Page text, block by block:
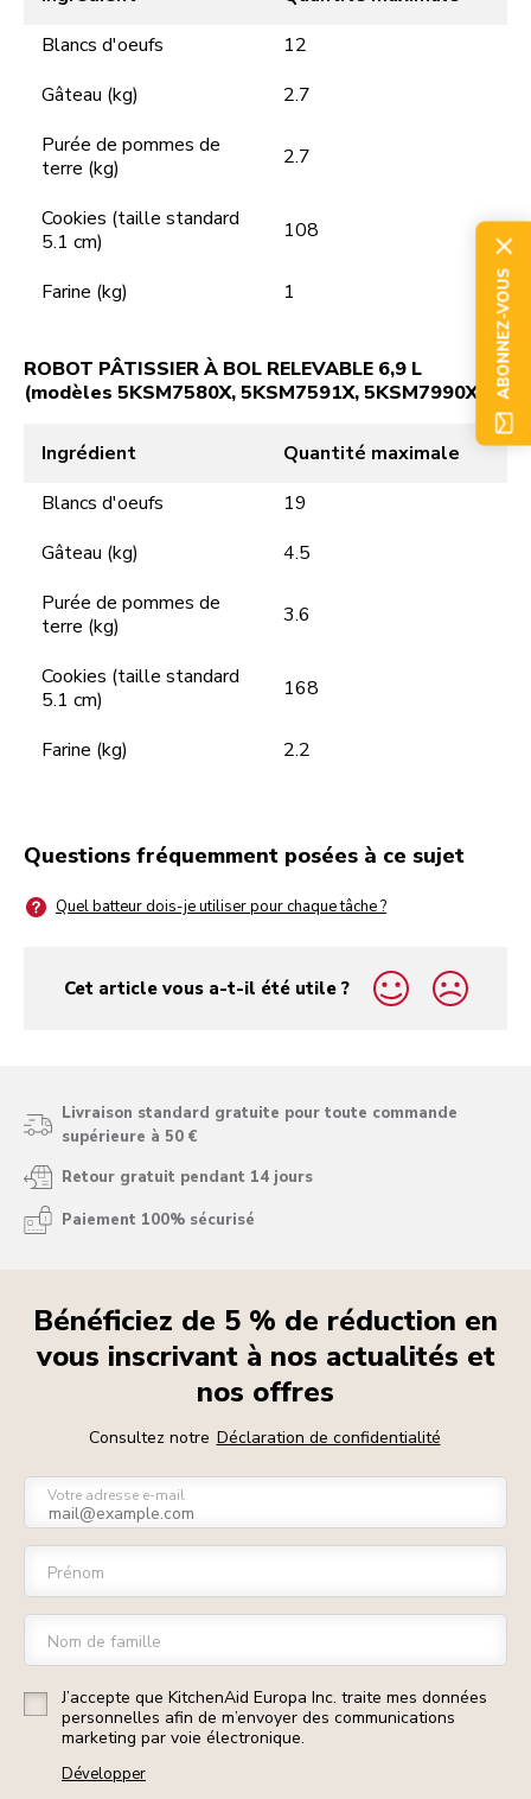
Blancs d'oeufs
12
Gâteau (kg)
2.7
Purée de pommes de
terre (kg)
2.7
Cookies (taille standard
5.1 cm)
108
Farine (kg) 1
ROBOT PÂTISSIER À BOL RELEVABLE 6,9 L
(modèles 5KSM7580X, 5KSM7591X, 5KSM7990X)
Ingrédient
Quantité maximale
Blancs d'oeufs
19
Gâteau (kg)
4.5
Purée de pommes de
terre (kg)
3.6
Cookies (taille standard
5.1 cm)
168
Farine (kg) 2.2
Questions fréquemment posées à ce sujet
Quel batteur dois-je utiliser pour chaque tâche ?
Cet article vous a-t-il été utile ?
yes
no
Livraison standard gratuite pour toute commande
supérieure à 50 €
Retour gratuit pendant 14 jours
Paiement 100% sécurisé
Bénéficiez de 5 % de réduction en
vous inscrivant à nos actualités et
nos offres
Consultez notre Déclaration de confidentialité
Votre adresse e-mail
Prénom
Nom de famille
J’accepte que KitchenAid Europa Inc. traite mes données
personnelles afin de m’envoyer des communications
marketing par voie électronique.
Développer
ABONNEZ-VOUS